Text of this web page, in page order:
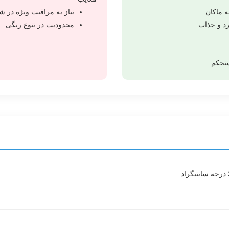
ماکان
و جذاب
نیاز به مراقبت ویژه
محدودیت در تنوع رنگی